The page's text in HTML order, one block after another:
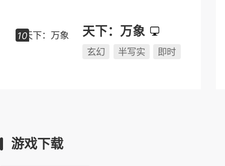
天下：万象
玄幻 半写实 即时
游戏下载